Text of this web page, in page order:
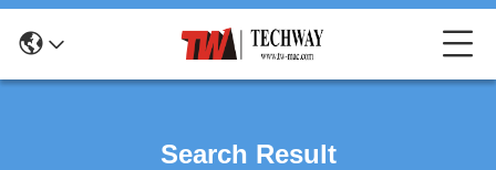
Search Result